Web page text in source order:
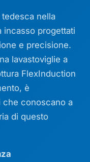
nella
progettati
e precisione.
lavastoviglie a
FlexInduction
è
che conoscano a
di questo